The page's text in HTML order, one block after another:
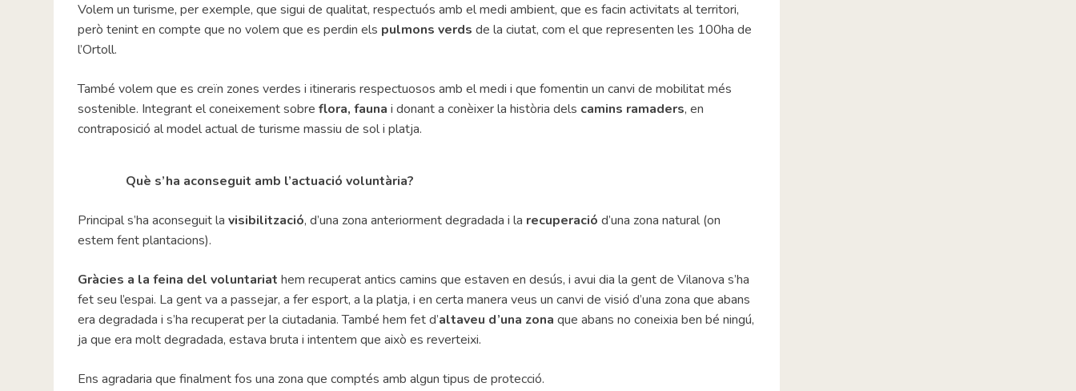
Volem un turisme, per exemple, que sigui de qualitat, respectuós amb el medi ambient, que es facin activitats al territori,
però tenint en compte que no volem que es perdin els pulmons verds de la ciutat, com el que representen les 100ha de
l’Ortoll.
També volem que es creïn zones verdes i itineraris respectuosos amb el medi i que fomentin un canvi de mobilitat més
sostenible. Integrant el coneixement sobreflora, fauna i donant a conèixer la història dels camins ramaders, en
contraposició al model actual de turisme massiu de sol i platja.
Què s’ha aconseguit amb l’actuació voluntària?
Principal s’ha aconseguit lavisibilització, d’una zona anteriorment degradada i la recuperació d’una zona natural (on
estem fent plantacions).
Gràcies a la feina del voluntariat hem recuperat antics camins que estaven en desús, i avui dia la gent de Vilanova s’ha
fet seu l’espai. La gent va a passejar, a fer esport, a la platja, i en certa manera veus un canvi de visió d’una zona que abans
era degradada i s’ha recuperat per la ciutadania. També hem fet d’altaveu d’una zona que abans no coneixia ben bé ningú,
ja que era molt degradada, estava bruta i intentem que això es reverteixi.
Ens agradaria que finalment fos una zona que comptés amb algun tipus de protecció.